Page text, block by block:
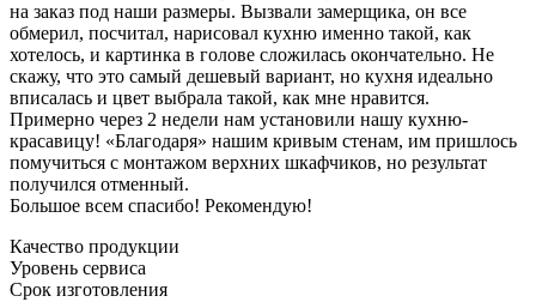
на заказ под наши размеры. Вызвали замерщика, он все
обмерил, посчитал, нарисовал кухню именно такой, как
хотелось, и картинка в голове сложилась окончательно. Не
скажу, что это самый дешевый вариант, но кухня идеально
вписалась и цвет выбрала такой, как мне нравится.
Примерно через 2 недели нам установили нашу кухню-
красавицу! «Благодаря» нашим кривым стенам, им пришлось
помучиться с монтажом верхних шкафчиков, но результат
получился отменный.
Большое всем спасибо! Рекомендую!
Качество продукции
Уровень сервиса
Срок изготовления